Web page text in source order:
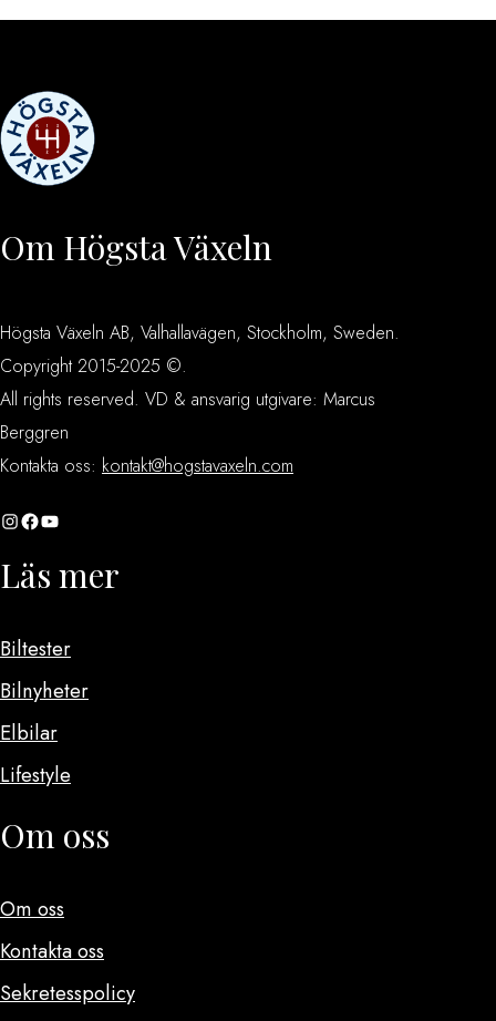
Om Högsta Växeln
Högsta Växeln AB, Valhallavägen, Stockholm, Sweden.
Copyright 2015-2025 ©.
All rights reserved. VD & ansvarig utgivare: Marcus
Berggren
Kontakta oss: kontakt@hogstavaxeln.com
InstagramFacebook YouTube
Läs mer
Biltester
Bilnyheter
Elbilar
Lifestyle
Om oss
Om oss
Kontakta oss
Sekretesspolicy